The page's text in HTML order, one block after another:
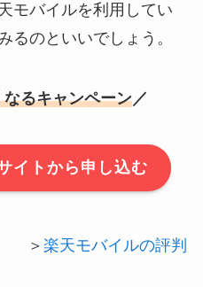
モバイルを利用してい
るのといいでしょう。
るキャンペーン／
イトから申し込む
＞楽天モバイルの評判